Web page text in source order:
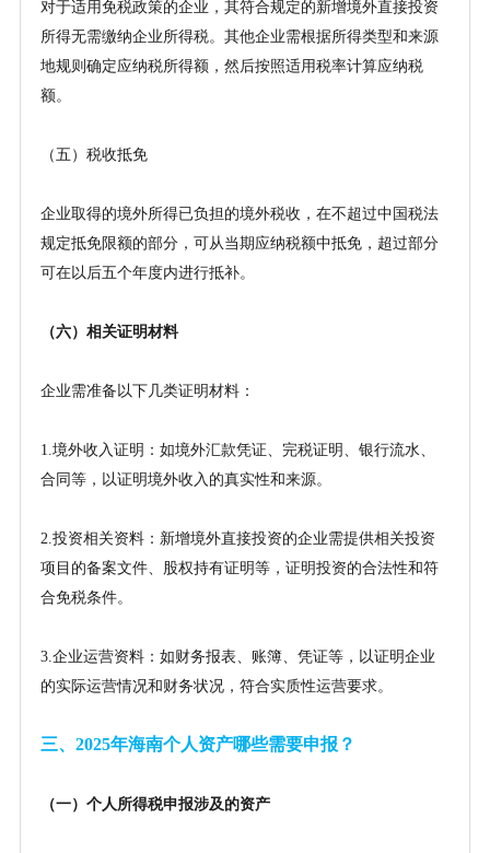
对于适用免税政策的企业，其符合规定的新增境外直接投资
所得无需缴纳企业所得税。其他企业需根据所得类型和来源
地规则确定应纳税所得额，然后按照适用税率计算应纳税
额。
（五）税收抵免
企业取得的境外所得已负担的境外税收，在不超过中国税法
规定抵免限额的部分，可从当期应纳税额中抵免，超过部分
可在以后五个年度内进行抵补。
（六）相关证明材料
企业需准备以下几类证明材料：
1.境外收入证明：如境外汇款凭证、完税证明、银行流水、
合同等，以证明境外收入的真实性和来源。
2.投资相关资料：新增境外直接投资的企业需提供相关投资
项目的备案文件、股权持有证明等，证明投资的合法性和符
合免税条件。
3.企业运营资料：如财务报表、账簿、凭证等，以证明企业
的实际运营情况和财务状况，符合实质性运营要求。
三、 2025年海南个人资产哪些需要申报？
（一）个人所得税申报涉及的资产